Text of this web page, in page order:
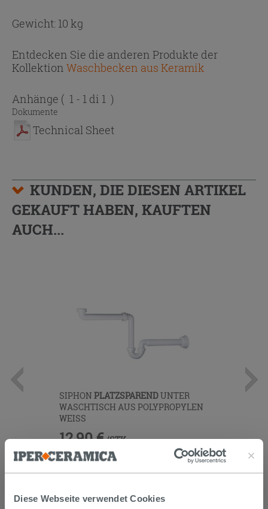
Diese Webseite verwendet Cookies
Gewicht: 10 kg
Entdecken Sie die anderen Produkte der
Kollektion Waschbecken aus Keramik
Anhänge ( 1 - 1 di 1 )
Dokumente
Technical Sheet
KUNDEN, DIE DIESEN ARTIKEL
GEKAUFT HABEN, KAUFTEN
AUCH...
SIPHON PLATZSPARENDUNTER
WASCHTISCH AUS POLYPROPYLEN
WEISS
12,90 € /STK.
IN DEN WARENKORB LEGEN